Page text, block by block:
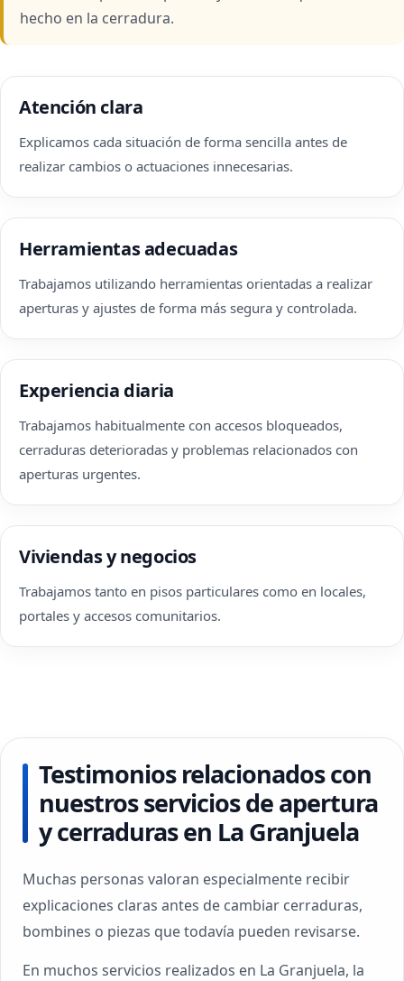
hecho en la cerradura.
Atención clara
Explicamos cada situación de forma sencilla antes de
realizar cambios o actuaciones innecesarias.
Herramientas adecuadas
Trabajamos utilizando herramientas orientadas a realizar
aperturas y ajustes de forma más segura y controlada.
Experiencia diaria
Trabajamos habitualmente con accesos bloqueados,
cerraduras deterioradas y problemas relacionados con
aperturas urgentes.
Viviendas y negocios
Trabajamos tanto en pisos particulares como en locales,
portales y accesos comunitarios.
Testimonios relacionados con
nuestros servicios de apertura
y cerraduras en La Granjuela
Muchas personas valoran especialmente recibir
explicaciones claras antes de cambiar cerraduras,
bombines o piezas que todavía pueden revisarse.
En muchos servicios realizados en La Granjuela, la